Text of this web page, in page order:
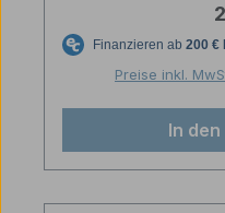
Preise inkl.
In